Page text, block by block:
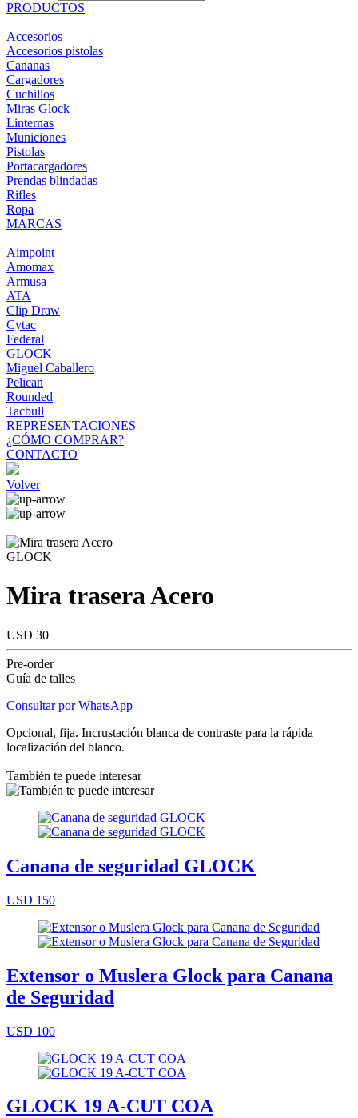
PRODUCTOS
+
Accesorios
Accesorios pistolas
Cananas
Cargadores
Cuchillos
Miras Glock
Linternas
Municiones
Pistolas
Portacargadores
Prendas blindadas
Rifles
Ropa
MARCAS
+
Aimpoint
Amomax
Armusa
ATA
Clip Draw
Cytac
Federal
GLOCK
Miguel Caballero
Pelican
Rounded
Tacbull
REPRESENTACIONES
¿CÓMO COMPRAR?
CONTACTO
Volver
GLOCK
Mira trasera Acero
USD 30
Pre-order
Guía de talles
Consultar por WhatsApp
Opcional, fija. Incrustación blanca de contraste para la rápida
localización del blanco.
También te puede interesar
Canana de seguridad GLOCK
USD 150
Extensor o Muslera Glock para Canana
de Seguridad
USD 100
GLOCK 19 A-CUT COA